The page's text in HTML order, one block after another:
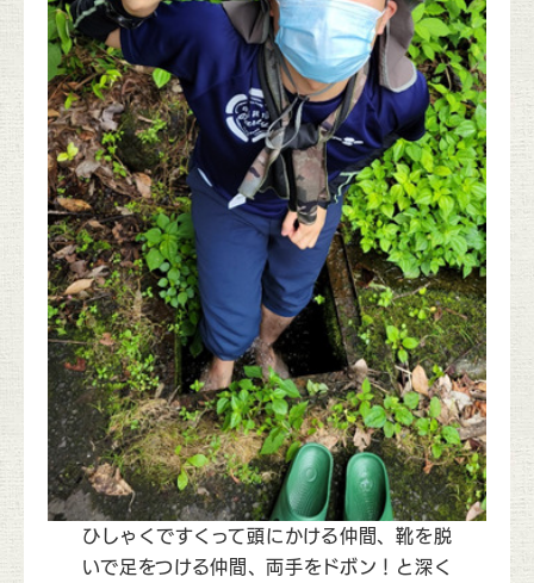
ひしゃくですくって頭にかける仲間、靴を脱
いで足をつける仲間、両手をドボン！と深く